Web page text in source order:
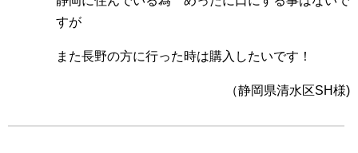
すが
また長野の方に行った時は購入したいです！
（静岡県清水区SH様)